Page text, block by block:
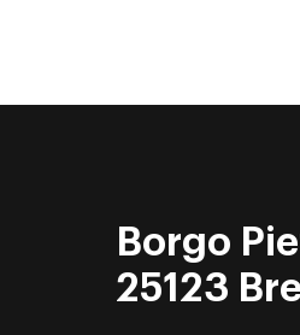
Borgo
25123